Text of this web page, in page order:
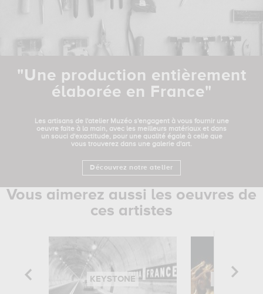
"Une production entièrement
élaborée en France"
Les artisans de l'atelier Muzéo s'engagent à vous fournir une
oeuvre faite à la main, avec les meilleurs matériaux et dans
un souci d'exactitude, pour une qualité égale à celle que
vous trouverez dans une galerie d'art.
Découvrez notre atelier
Vous aimerez aussi les oeuvres de
ces artistes
KEYSTONE RUE DES